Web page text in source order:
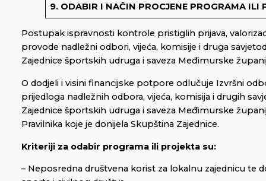
9. ODABIR I NAČIN PROCJENE PROGRAMA ILI
Postupak ispravnosti kontrole pristiglih prijava,
provode nadležni odbori, vijeća, komisije i druga
Zajednice športskih udruga i saveza Međimurske
O dodjeli i visini financijske potpore odlučuje Izvršni
prijedloga nadležnih odbora, vijeća, komisija i drugih
Zajednice športskih udruga i saveza Međimurske
Pravilnika koje je donijela Skupština Zajednice.
Kriteriji za odabir programa ili projekta su:
– Neposredna društvena korist za lokalnu zajednicu te